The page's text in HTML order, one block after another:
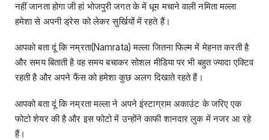
नहीं जानता होगा जी हां भोजपुरी जगत के में धूम मचाने वाली नमिता मल्ला
हमेशा से अपनी ड्रेस को लेकर सुर्खियों में रहते हैं।
आपको बता दूं कि नम्रता(Namrata) मल्ला जितना फिल्म में मेहनत करती है
और समय बिताती है वह समय बचाकर सोशल मीडिया पर भी बहुत ज्यादा एक्टिव
रहती है और अपने फैंस को हमेशा कुछ अलग दिखाते रहते हैं।
आपको बता दूं कि नम्रता मल्ला ने अपने इंस्टाग्राम अकाउंट के जरिए एक
फोटो शेयर की है और इस फोटो में उन्होंने काफी शानदार लुक में नजर आ रहे
हैं।